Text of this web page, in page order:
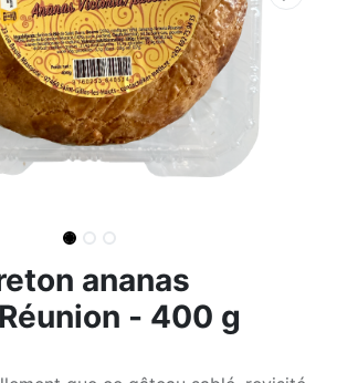
ananas
- 400 g